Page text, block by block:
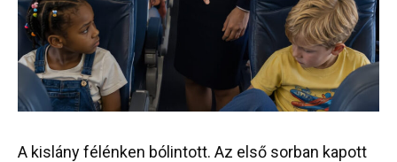
A kislány félénken bólintott. Az első sorban kapott